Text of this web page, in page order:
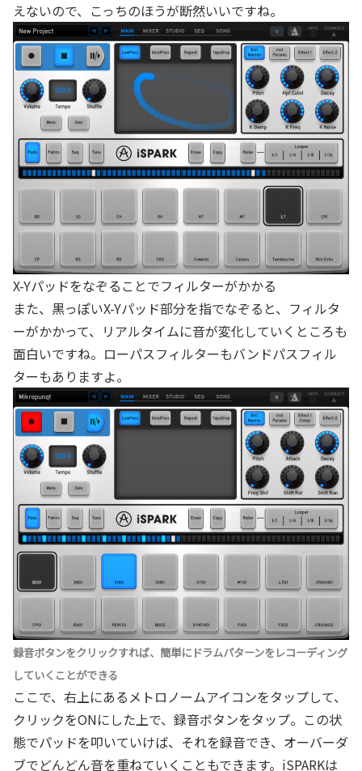
えないので、こっちのほうが断然いいですね。
X-Yパッドをなぞることでフィルターがかかる
また、黒っぽいX-Yパッド部分を指でなぞると、フィルタ
ーがかかって、リアルタイムに音が変化していくところも
面白いですね。ローパスフィルターもバンドパスフィル
ターもありますよ。
録音ボタンをクリックすれば、簡単にドラムパターンをレコーディング
していくことができる
ここで、右上にあるメトロノームアイコンをタップして、
クリックをONにした上で、録音ボタンをタップ。この状
態でパッドを叩いていけば、それを録音でき、オーバーダ
ブでどんどん音を重ねていくこともできます。iSPARKは